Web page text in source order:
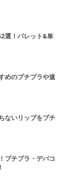
選！パレット&単
めのプチプラや速
ないリップをプチ
プチプラ・デパコ